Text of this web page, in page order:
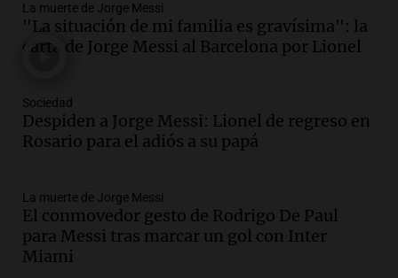
Audio.Tragedia en Mendoza: un muerto
y cinco heridos tras caer dos autos desde
un puente
Audio.Messi llegará esta noche a
Rosario para acompañar a su familia
Episodios
Audio.Ley de Propiedad Privada: el revés
en el Congreso expuso una debilidad
comunicacional del Gobierno
La muerte de Jorge Messi
"La situación de mi familia es gravísima": la
carta de Jorge Messi al Barcelona por Lionel
Sociedad
Despiden a Jorge Messi: Lionel de regreso en
Rosario para el adiós a su papá
La muerte de Jorge Messi
El conmovedor gesto de Rodrigo De Paul
para Messi tras marcar un gol con Inter
Miami